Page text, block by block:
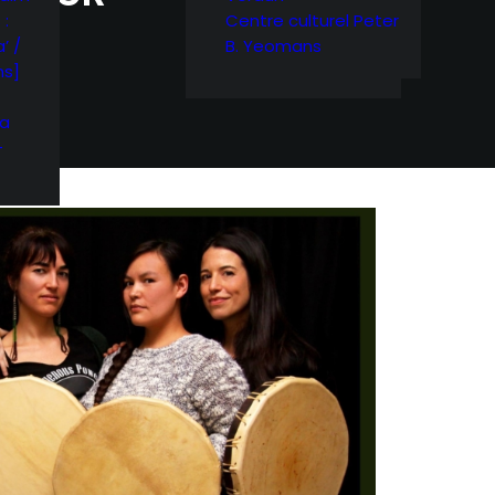
/
Centre culturel Peter
B. Yeomans